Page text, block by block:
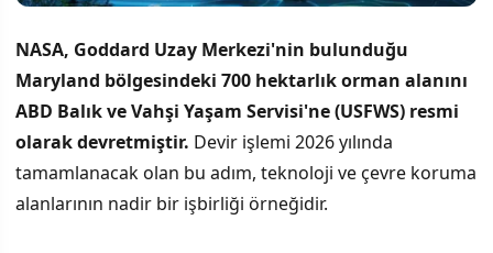
NASA, Goddard Uzay Merkezi'nin bulunduğu
Maryland bölgesindeki 700 hektarlık orman alanını
ABD Balık ve Vahşi Yaşam Servisi'ne (USFWS) resmi
olarak devretmiştir. Devir işlemi 2026 yılında
tamamlanacak olan bu adım, teknoloji ve çevre koruma
alanlarının nadir bir işbirliği örneğidir.